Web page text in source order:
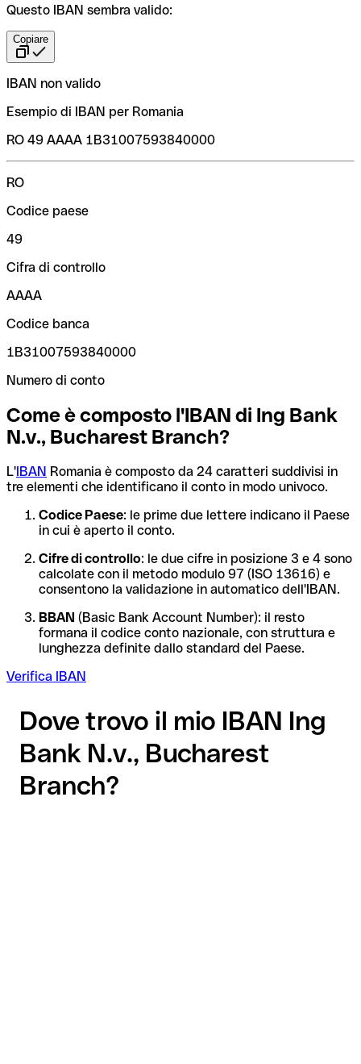
Questo IBAN sembra valido:
Copiare
IBAN non valido
Esempio di IBAN per Romania
RO 49 AAAA 1B31007593840000
RO
Codice paese
49
Cifra di controllo
AAAA
Codice banca
1B31007593840000
Numero di conto
Come è composto l'IBAN di Ing Bank
N.v., Bucharest Branch?
L'IBAN Romania è composto da 24 caratteri suddivisi in
tre elementi che identificano il conto in modo univoco.
Codice Paese: le prime due lettere indicano il Paese
in cui è aperto il conto.
Cifre di controllo: le due cifre in posizione 3 e 4 sono
calcolate con il metodo modulo 97 (ISO 13616) e
consentono la validazione in automatico dell'IBAN.
BBAN (Basic Bank Account Number): il resto
formana il codice conto nazionale, con struttura e
lunghezza definite dallo standard del Paese.
Verifica IBAN
Dove trovo il mio IBAN Ing
Bank N.v., Bucharest
Branch?